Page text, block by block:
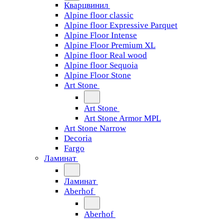
Кварцвинил
Alpine floor classic
Alpine floor Expressive Parquet
Alpine Floor Intense
Alpine Floor Premium XL
Alpine floor Real wood
Alpine floor Sequoia
Alpine Floor Stone
Art Stone
Art Stone
Art Stone Armor MPL
Art Stone Narrow
Decoria
Fargo
Ламинат
Ламинат
Aberhof
Aberhof